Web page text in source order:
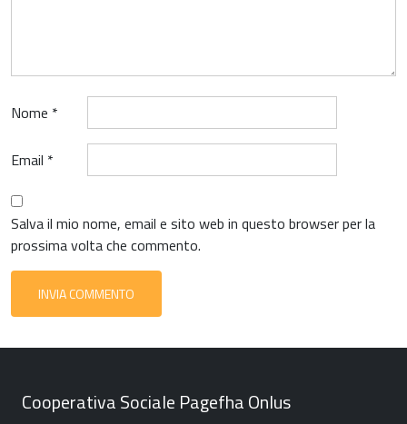
Nome *
Email *
Salva il mio nome, email e sito web in questo browser per la
prossima volta che commento.
Cooperativa Sociale Pagefha Onlus